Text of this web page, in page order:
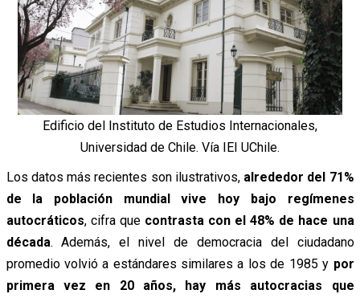
Edificio del Instituto de Estudios Internacionales,
Universidad de Chile. Vía IEI UChile.
Los datos más recientes son ilustrativos, alrededor del 71%
de la población mundial vive hoy bajo regímenes
autocráticos, cifra que contrasta con el 48% de hace una
década. Además, el nivel de democracia del ciudadano
promedio volvió a estándares similares a los de 1985 y por
primera vez en 20 años, hay más autocracias que